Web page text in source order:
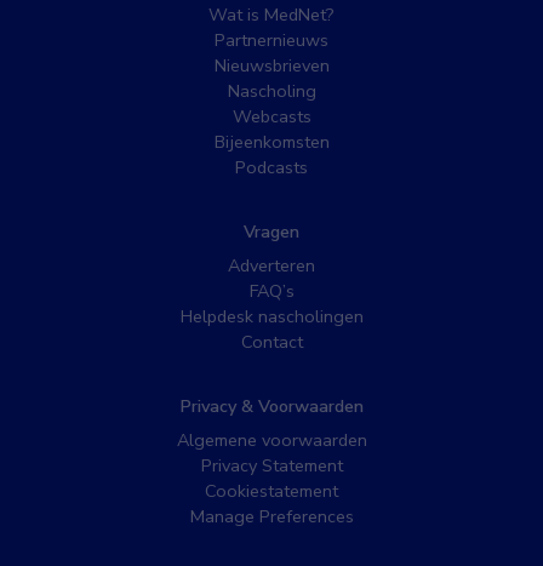
Wat is MedNet?
Partnernieuws
Nieuwsbrieven
Nascholing
Webcasts
Bijeenkomsten
Podcasts
Vragen
Adverteren
FAQ’s
Helpdesk nascholingen
Contact
Privacy & Voorwaarden
Algemene voorwaarden
Privacy Statement
Cookiestatement
Manage Preferences